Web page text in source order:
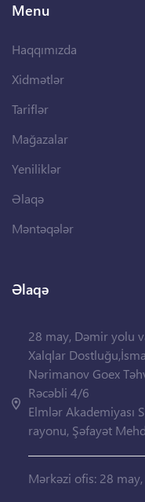
Menu
Haqqımızda
Xidmətlər
Tariflər
Mağazalar
Yeniliklər
Əlaqə
Məntəqələr
Əlaqə
28 may, Dəmir yolu
Xalqlar
Nərimanov Goex
Rəcəbli 4/6
Elmlər Akademiyası
rayonu, Şəfayət
Mərkəzi ofis: 28